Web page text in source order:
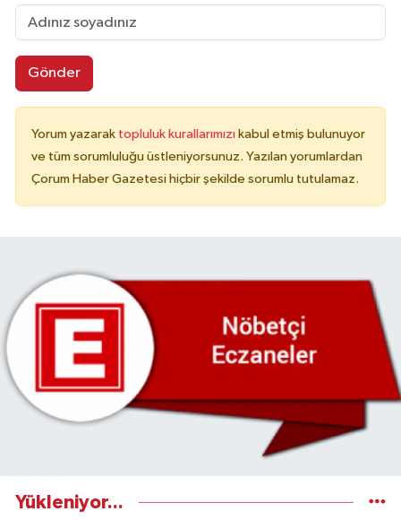
Gönder
Yorum yazarak topluluk kurallarımızı kabul etmiş bulunuyor
ve tüm sorumluluğu üstleniyorsunuz. Yazılan yorumlardan
Çorum Haber Gazetesi hiçbir şekilde sorumlu tutulamaz.
Yükleniyor...